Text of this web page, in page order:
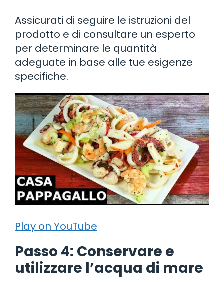
Assicurati di seguire le istruzioni del
prodotto e di consultare un esperto
per determinare le quantità
adeguate in base alle tue esigenze
specifiche.
Play on YouTube
Passo 4: Conservare e
utilizzare l’acqua di mare